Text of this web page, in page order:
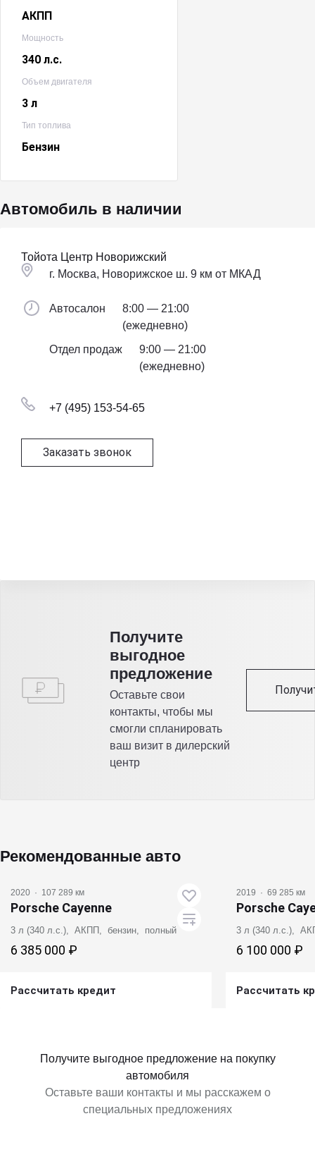
АКПП
Мощность
340 л.с.
Объем двигателя
3 л
Тип топлива
Бензин
Автомобиль в наличии
Тойота Центр Новорижский
г. Москва, Новорижское ш. 9 км от МКАД
Автосалон
8:00 — 21:00
(ежедневно)
Отдел продаж
9:00 — 21:00
(ежедневно)
+7 (495) 153-54-65
Заказать звонок
Получитe
выгодное
предложение
Оставьте свои
контакты, чтобы мы
смогли спланировать
ваш визит в дилерский
центр
Рекомендованные авто
2020 · 107 289 км
Porsche Cayenne
3 л (340 л.с.), АКПП, бензин, полный
6 385 000 ₽
Рассчитать кредит
2019 · 69 285 км
Porsche
3 л (340 л.с.),
6 100 000 ₽
Рассчитать
Получите выгодное предложение на покупку
автомобиля
Оставьте ваши контакты и мы расскажем о
специальных предложениях